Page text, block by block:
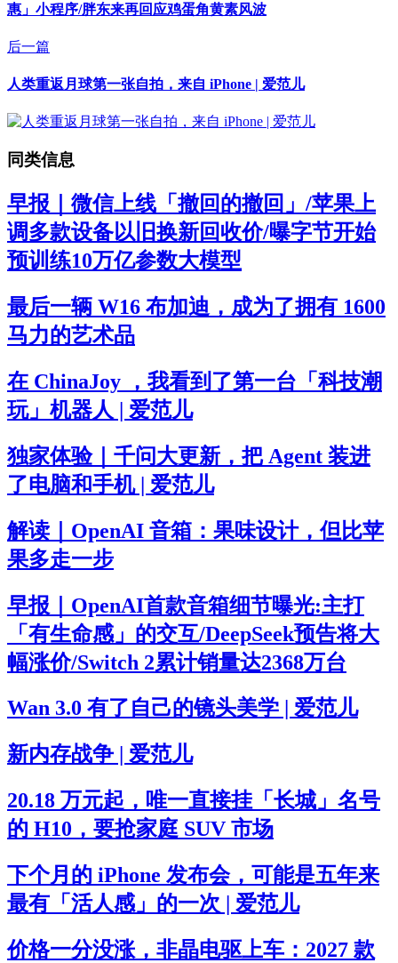
惠」小程序/胖东来再回应鸡蛋角黄素风波
后一篇
人类重返月球第一张自拍，来自 iPhone | 爱范儿
同类信息
早报｜微信上线「撤回的撤回」/苹果上
调多款设备以旧换新回收价/曝字节开始
预训练10万亿参数大模型
最后一辆 W16 布加迪，成为了拥有 1600
马力的艺术品
在 ChinaJoy ，我看到了第一台「科技潮
玩」机器人 | 爱范儿
独家体验｜千问大更新，把 Agent 装进
了电脑和手机 | 爱范儿
解读｜OpenAI 音箱：果味设计，但比苹
果多走一步
早报｜OpenAI首款音箱细节曝光:主打
「有生命感」的交互/DeepSeek预告将大
幅涨价/Switch 2累计销量达2368万台
Wan 3.0 有了自己的镜头美学 | 爱范儿
新内存战争 | 爱范儿
20.18 万元起，唯一直接挂「长城」名号
的 H10，要抢家庭 SUV 市场
下个月的 iPhone 发布会，可能是五年来
最有「活人感」的一次 | 爱范儿
价格一分没涨，非晶电驱上车：2027 款